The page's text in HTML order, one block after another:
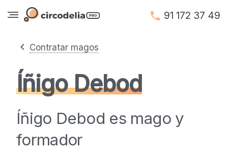
91 172 37 49
Contratar magos
Íñigo Debod
Íñigo Debod es mago y
formador